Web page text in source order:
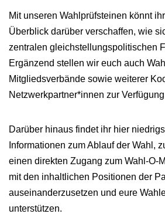
Mit unseren Wahlprüfsteinen könnt
Überblick darüber verschaffen, wie
zentralen gleichstellungspolitischen
Ergänzend stellen wir euch auch
Mitgliedsverbände sowie weiterer
Netzwerkpartner*innen zur
Darüber hinaus findet ihr hier
Informationen zum Ablauf der Wahl,
einen direkten Zugang zum
mit den inhaltlichen Positionen der
auseinanderzusetzen und eure
unterstützen.